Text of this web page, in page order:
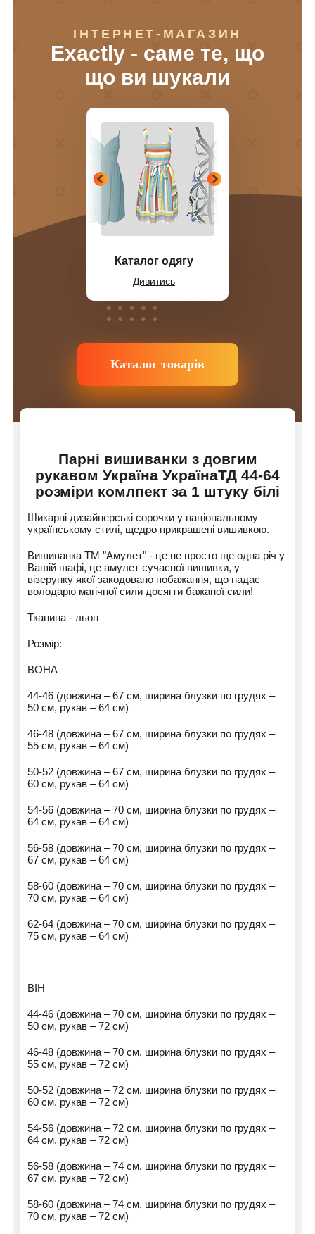
ІНТЕРНЕТ-МАГАЗИН
Exactly - саме те, що
що ви шукали
Каталог одягу
Дивитись
Каталог товарів
Парні вишиванки з довгим
рукавом Україна УкраїнаТД 44-64
розміри комлпект за 1 штуку білі
Шикарні дизайнерські сорочки у національному
українському стилі, щедро прикрашені вишивкою.
Вишиванка ТМ "Амулет" - це не просто ще одна річ у
Вашій шафі, це амулет сучасної вишивки, у
візерунку якої закодовано побажання, що надає
володарю магічної сили досягти бажаної сили!
Тканина - льон
Розмір:
ВОНА
44-46 (довжина – 67 см, ширина блузки по грудях –
50 см, рукав – 64 см)
46-48 (довжина – 67 см, ширина блузки по грудях –
55 см, рукав – 64 см)
50-52 (довжина – 67 см, ширина блузки по грудях –
60 см, рукав – 64 см)
54-56 (довжина – 70 см, ширина блузки по грудях –
64 см, рукав – 64 см)
56-58 (довжина – 70 см, ширина блузки по грудях –
67 см, рукав – 64 см)
58-60 (довжина – 70 см, ширина блузки по грудях –
70 см, рукав – 64 см)
62-64 (довжина – 70 см, ширина блузки по грудях –
75 см, рукав – 64 см)
ВІН
44-46 (довжина – 70 см, ширина блузки по грудях –
50 см, рукав – 72 см)
46-48 (довжина – 70 см, ширина блузки по грудях –
55 см, рукав – 72 см)
50-52 (довжина – 72 см, ширина блузки по грудях –
60 см, рукав – 72 см)
54-56 (довжина – 72 см, ширина блузки по грудях –
64 см, рукав – 72 см)
56-58 (довжина – 74 см, ширина блузки по грудях –
67 см, рукав – 72 см)
58-60 (довжина – 74 см, ширина блузки по грудях –
70 см, рукав – 72 см)